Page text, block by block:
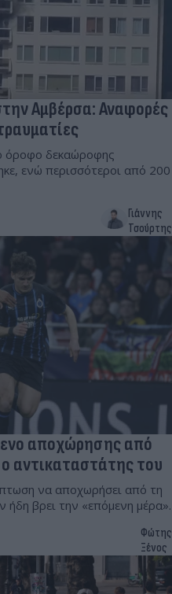
Αμβέρσα: Αναφορές
όροφο δεκαώροφης
ενώ περισσότεροι από 200
Γιάννης
Τσούρτης
αποχώρησης από
αντικαταστάτης του
να αποχωρήσει από τη
βρει την «επόμενη μέρα».
Φώτης
Ξένος